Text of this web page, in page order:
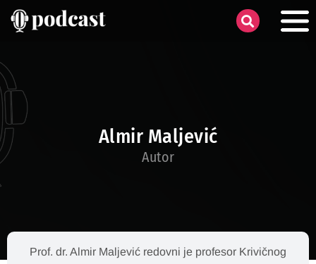
Almir Maljević
Autor
Prof. dr. Almir Maljević redovni je profesor Krivičnog